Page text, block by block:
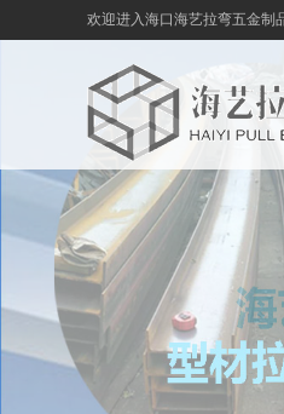
欢迎进入海口海艺拉弯五金制